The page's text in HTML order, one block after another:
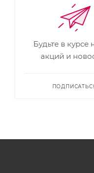
Будьте в курсе
акций и